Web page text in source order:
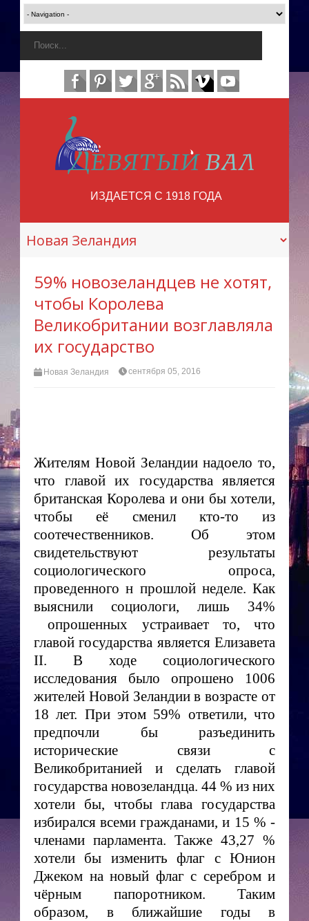
ИЗДАЕТСЯ С 1918 ГОДА
59% новозеландцев не хотят,
чтобы Королева
Великобритании возглавляла
их государство
Новая Зеландия сентября 05, 2016
Жителям Новой Зеландии надоело то,
что главой их государства является
британская Королева и они бы хотели,
чтобы её сменил кто-то из
соотечественников. Об этом
свидетельствуют результаты
социологического опроса,
проведенного н прошлой неделе. Как
выяснили социологи, лишь 34%
опрошенных устраивает то, что
главой государства является Елизавета
II. В ходе социологического
исследования было опрошено 1006
жителей Новой Зеландии в возрасте от
18 лет. При этом 59% ответили, что
предпочли бы разъединить
исторические связи с
Великобританией и сделать главой
государства новозеландца. 44 % из них
хотели бы, чтобы глава государства
избирался всеми гражданами, и 15 %-
членами парламента. Также 43,27 %
хотели бы изменить флаг с Юнион
Джеком на новый флаг с серебром и
чёрным папоротником. Таким
образом, в ближайшие годы в